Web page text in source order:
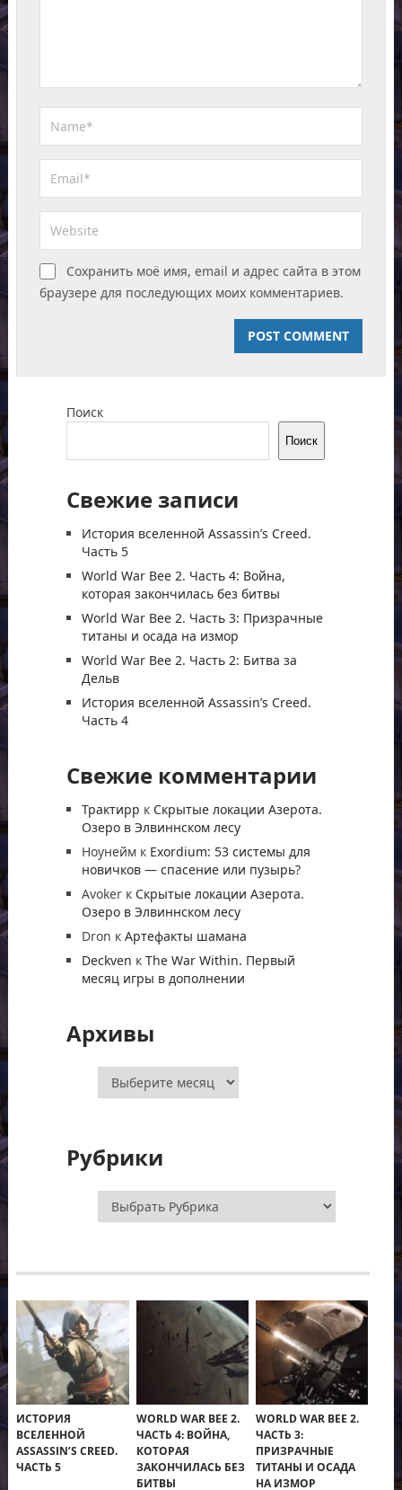
Сохранить моё имя, email и адрес сайта в этом
браузере для последующих моих комментариев.
Поиск
Поиск
Свежие записи
История вселенной Assassin’s Creed.
Часть 5
World War Bee 2. Часть 4: Война,
которая закончилась без битвы
World War Bee 2. Часть 3: Призрачные
титаны и осада на измор
World War Bee 2. Часть 2: Битва за
Дельв
История вселенной Assassin’s Creed.
Часть 4
Свежие комментарии
Трактирр к Скрытые локации Азерота.
Озеро в Элвиннском лесу
Ноунеймк Exordium: 53 системы для
новичков — спасение или пузырь?
Avokerк Скрытые локации Азерота.
Озеро в Элвиннском лесу
Dron к Артефакты шамана
Deckven к The War Within. Первый
месяц игры в дополнении
Архивы
Архивы
Рубрики
Рубрики
ИСТОРИЯ
ВСЕЛЕННОЙ
ASSASSIN’S CREED.
ЧАСТЬ 5
WORLD WAR BEE 2.
ЧАСТЬ 4: ВОЙНА,
КОТОРАЯ
ЗАКОНЧИЛАСЬ БЕЗ
БИТВЫ
WORLD WAR BEE 2.
ЧАСТЬ 3:
ПРИЗРАЧНЫЕ
ТИТАНЫ И ОСАДА
НА ИЗМОР